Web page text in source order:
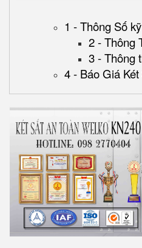
1 - Thông Số
2 - Thông
3 - Thông
4 - Báo Giá Két